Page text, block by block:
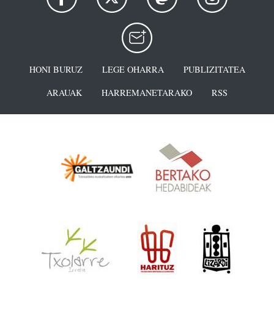
HONI BURUZ LEGE OHARRA
PUBLIZITATEA
ARAUAK
HARREMANETARAKO RSS